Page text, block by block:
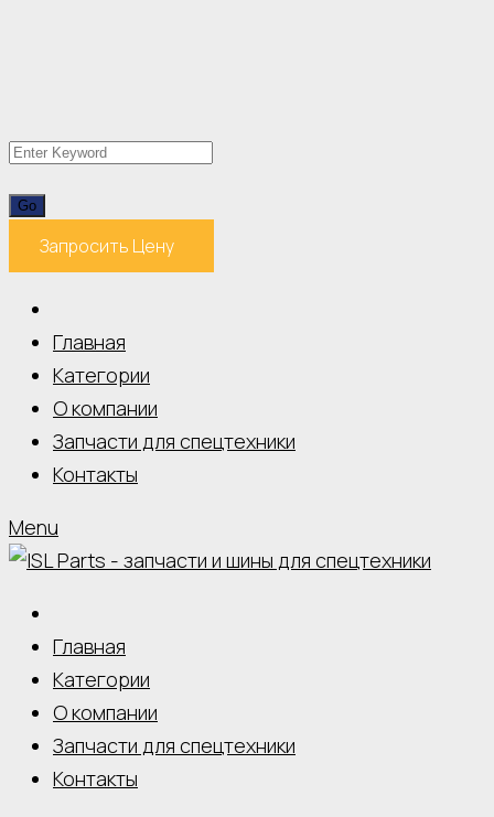
Запросить Цену
Главная
Категории
О компании
Запчасти для спецтехники
Контакты
Menu
Главная
Категории
О компании
Запчасти для спецтехники
Контакты